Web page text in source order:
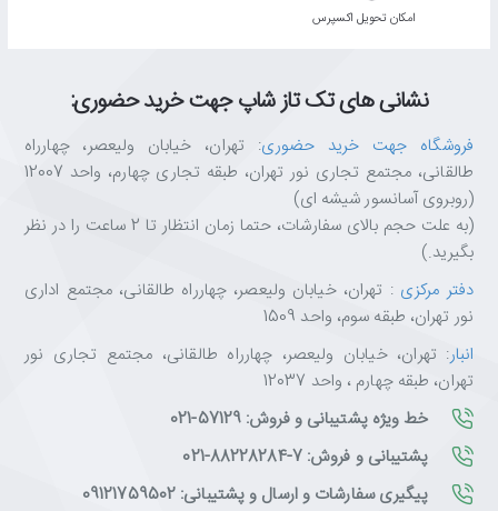
اﻣﮑﺎن ﺗﺤﻮﯾﻞ اﮐﺴﭙﺮس
نشانی های تک تاز شاپ جهت خرید حضوری:
فروشگاه جهت خرید حضوری: تهران، خیابان ولیعصر، چهارراه
طالقانی، مجتمع تجاری نور تهران، طبقه تجاری چهارم، واحد 12007
(روبروی آسانسور شیشه ای)
(به علت حجم بالای سفارشات، حتما زمان انتظار تا 2 ساعت را در نظر
بگیرید.)
دفتر مرکزی : تهران، خیابان ولیعصر، چهارراه طالقانی، مجتمع اداری
نور تهران، طبقه سوم، واحد 1509
انبار: تهران، خیابان ولیعصر، چهارراه طالقانی، مجتمع تجاری نور
تهران، طبقه چهارم ، واحد 12037
خط ویژه پشتیبانی و فروش: 57129-021
پشتیبانی و فروش: 7-88228284-021
پیگیری سفارشات و ارسال و پشتیبانی: 09121759502